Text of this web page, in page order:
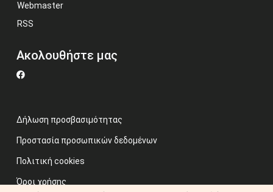
Webmaster
RSS
Ακολουθήστε μας
Δήλωση προσβασιμότητας
Προστασία προσωπικών δεδομένων
Πολιτική cookies
Όροι χρήσης